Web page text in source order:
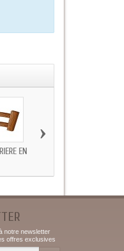
EN
›
notre newsletter
offres exclusives